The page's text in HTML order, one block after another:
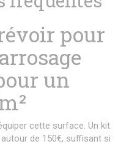
pour
un
cette surface. Un kit
de 150€, suffisant si